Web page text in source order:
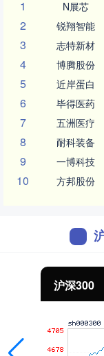
1
N展芯
2 锐翔智能
3 志特新材
4 博腾股份
5 近岸蛋白
6 毕得医药
7 五洲医疗
8 耐科装备
9 一博科技
10 方邦股份
沪深300